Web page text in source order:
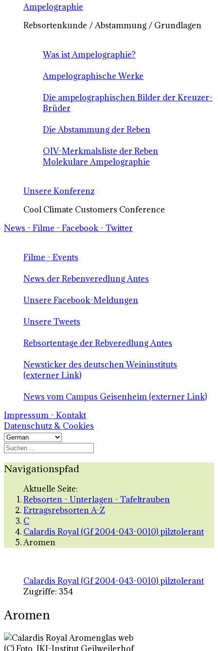
Ampelographie
Rebsortenkunde / Abstammung / Grundlagen
Was ist Ampelographie?
Ampelographische Werke
Die ampelographischen Bilder der Kreuzer-
Brüder
Die Abstammung der Reben
OIV-Merkmalsliste der Reben
Molekulare Ampelographie
Unsere Konferenz
Cool Climate Customers Conference
News - Filme - Facebook - Twitter
Filme - Events
News der Rebenveredlung Antes
Unsere Facebook-Meldungen
Unsere Tweets
Rebsortentage der Rebveredlung Antes
Newsticker des deutschen Weininstituts
(externer Link)
News vom Campus Geisenheim (externer Link)
Impressum - Kontakt
Datenschutz & Cookies
Navigationspfad
Aktuelle Seite:
Rebsorten - Unterlagen - Tafeltrauben
Ertragsrebsorten A-Z
C
Calardis Royal (Gf 2004-043-0010) pilztolerant
Aromen
Calardis Royal (Gf 2004-043-0010) pilztolerant
Zugriffe: 354
Aromen
(C) Foto JKI-Institut Geilweilerhof